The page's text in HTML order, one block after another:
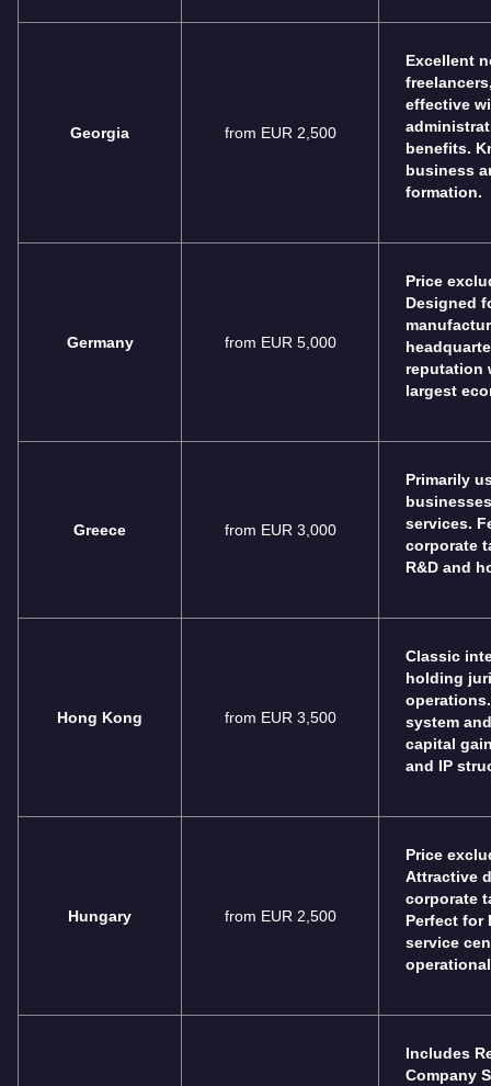
Georgia from EUR 2,500
Excellent
effective
benefits.
business
formation.
Germany from EUR 5,000
Price
Designed
reputation
largest
Greece from EUR 3,000
Primarily
services.
corporate
R&D and
Hong Kong from EUR 3,500
Classic
holding
system
capital
and IP
Hungary from EUR 2,500
Price
Attractive
corporate
Perfect for
service
Includes
Company